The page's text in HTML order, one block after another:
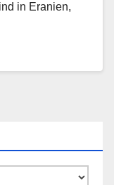
in Eranien,